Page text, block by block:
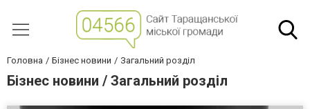
Головна Бізнес новини Загальний розділ
Бізнес новини / Загальний розділ